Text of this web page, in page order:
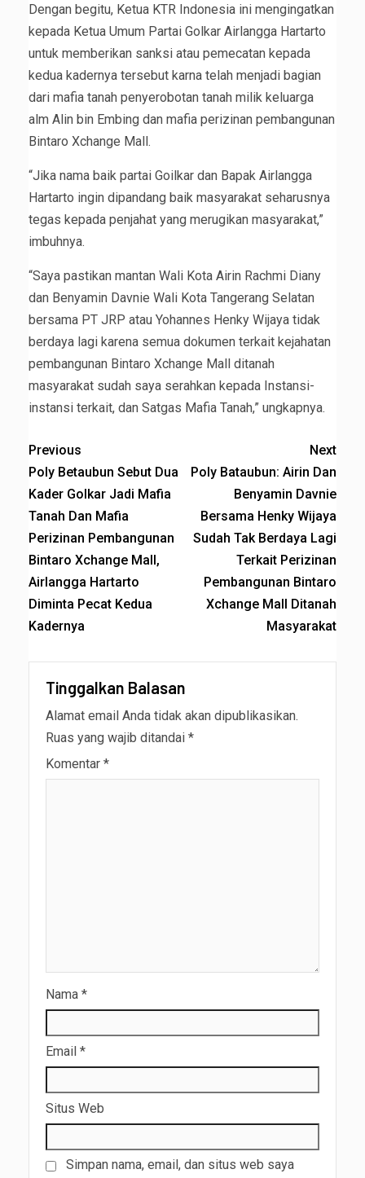
Dengan begitu, Ketua KTR Indonesia ini mengingatkan
kepada Ketua Umum Partai Golkar Airlangga Hartarto
untuk memberikan sanksi atau pemecatan kepada
kedua kadernya tersebut karna telah menjadi bagian
dari mafia tanah penyerobotan tanah milik keluarga
alm Alin bin Embing dan mafia perizinan pembangunan
Bintaro Xchange Mall.
“Jika nama baik partai Goilkar dan Bapak Airlangga
Hartarto ingin dipandang baik masyarakat seharusnya
tegas kepada penjahat yang merugikan masyarakat,”
imbuhnya.
“Saya pastikan mantan Wali Kota Airin Rachmi Diany
dan Benyamin Davnie Wali Kota Tangerang Selatan
bersama PT JRP atau Yohannes Henky Wijaya tidak
berdaya lagi karena semua dokumen terkait kejahatan
pembangunan Bintaro Xchange Mall ditanah
masyarakat sudah saya serahkan kepada Instansi-
instansi terkait, dan Satgas Mafia Tanah,” ungkapnya.
Previous
Poly Betaubun Sebut Dua
Kader Golkar Jadi Mafia
Tanah Dan Mafia
Perizinan Pembangunan
Bintaro Xchange Mall,
Airlangga Hartarto
Diminta Pecat Kedua
Kadernya
Next
Poly Bataubun: Airin Dan
Benyamin Davnie
Bersama Henky Wijaya
Sudah Tak Berdaya Lagi
Terkait Perizinan
Pembangunan Bintaro
Xchange Mall Ditanah
Masyarakat
Tinggalkan Balasan
Alamat email Anda tidak akan dipublikasikan.
Ruas yang wajib ditandai *
Komentar *
Nama *
Email *
Situs Web
Simpan nama, email, dan situs web saya